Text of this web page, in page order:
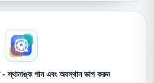
স্থানাঙ্ক পান এবং অবস্থান ভাগ করুন